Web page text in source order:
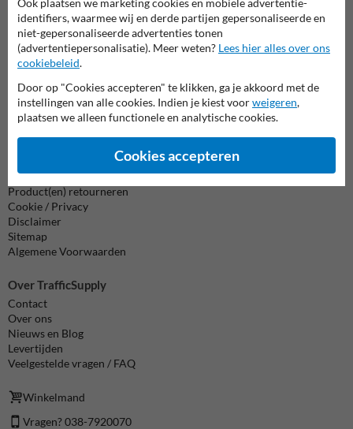
038-7920070 bereikbaar tot 17.00
Chat met ons online
info@trafficsupply.nl
Alle contactgegevens
Informatie
Product(en) retourneren
Cookie / Privacy
Disclaimer
Sitemap
Algemene Voorwaarden
Over TrafficSupply
Contact
Over ons
Nieuws en Blog
Levertijden
Veelgestelde vragen / FAQ
Winkelmand
Vragen? 038-7920070
Ook plaatsen we marketing cookies en mobiele advertentie-
identifiers, waarmee wij en derde partijen gepersonaliseerde en
niet-gepersonaliseerde advertenties tonen
(advertentiepersonalisatie). Meer weten? Lees hier alles over ons
cookiebeleid.
Door op "Cookies accepteren" te klikken, ga je akkoord met de
instellingen van alle cookies. Indien je kiest voorweigeren,
plaatsen we alleen functionele en analytische cookies.
Cookies accepteren